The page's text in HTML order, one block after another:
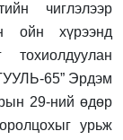
чиглэлээр
ойн хүрээнд
65” Эрдэм
29-ний өдөр
урьж